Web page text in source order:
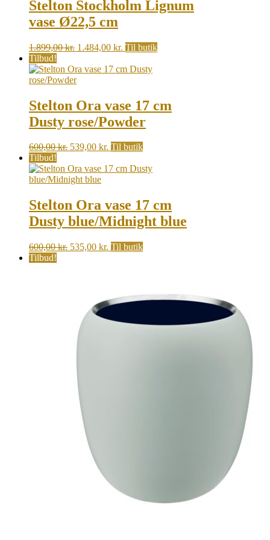
Stelton Stockholm Lignum
vase Ø22,5 cm
1.899,00kr. Original
was:
1.899,00 kr..
1.484,00 kr. Current
is:
Til butik
Tilbud!
Stelton Ora vase 17 cm
Dusty rose/Powder
600,00kr. Original
was:
600,00 kr..
539,00 kr. Current
is:
Til butik
Tilbud!
Stelton Ora vase 17 cm
Dusty blue/Midnight blue
600,00kr. Original
535,00 kr. Current
Til butik
Tilbud!